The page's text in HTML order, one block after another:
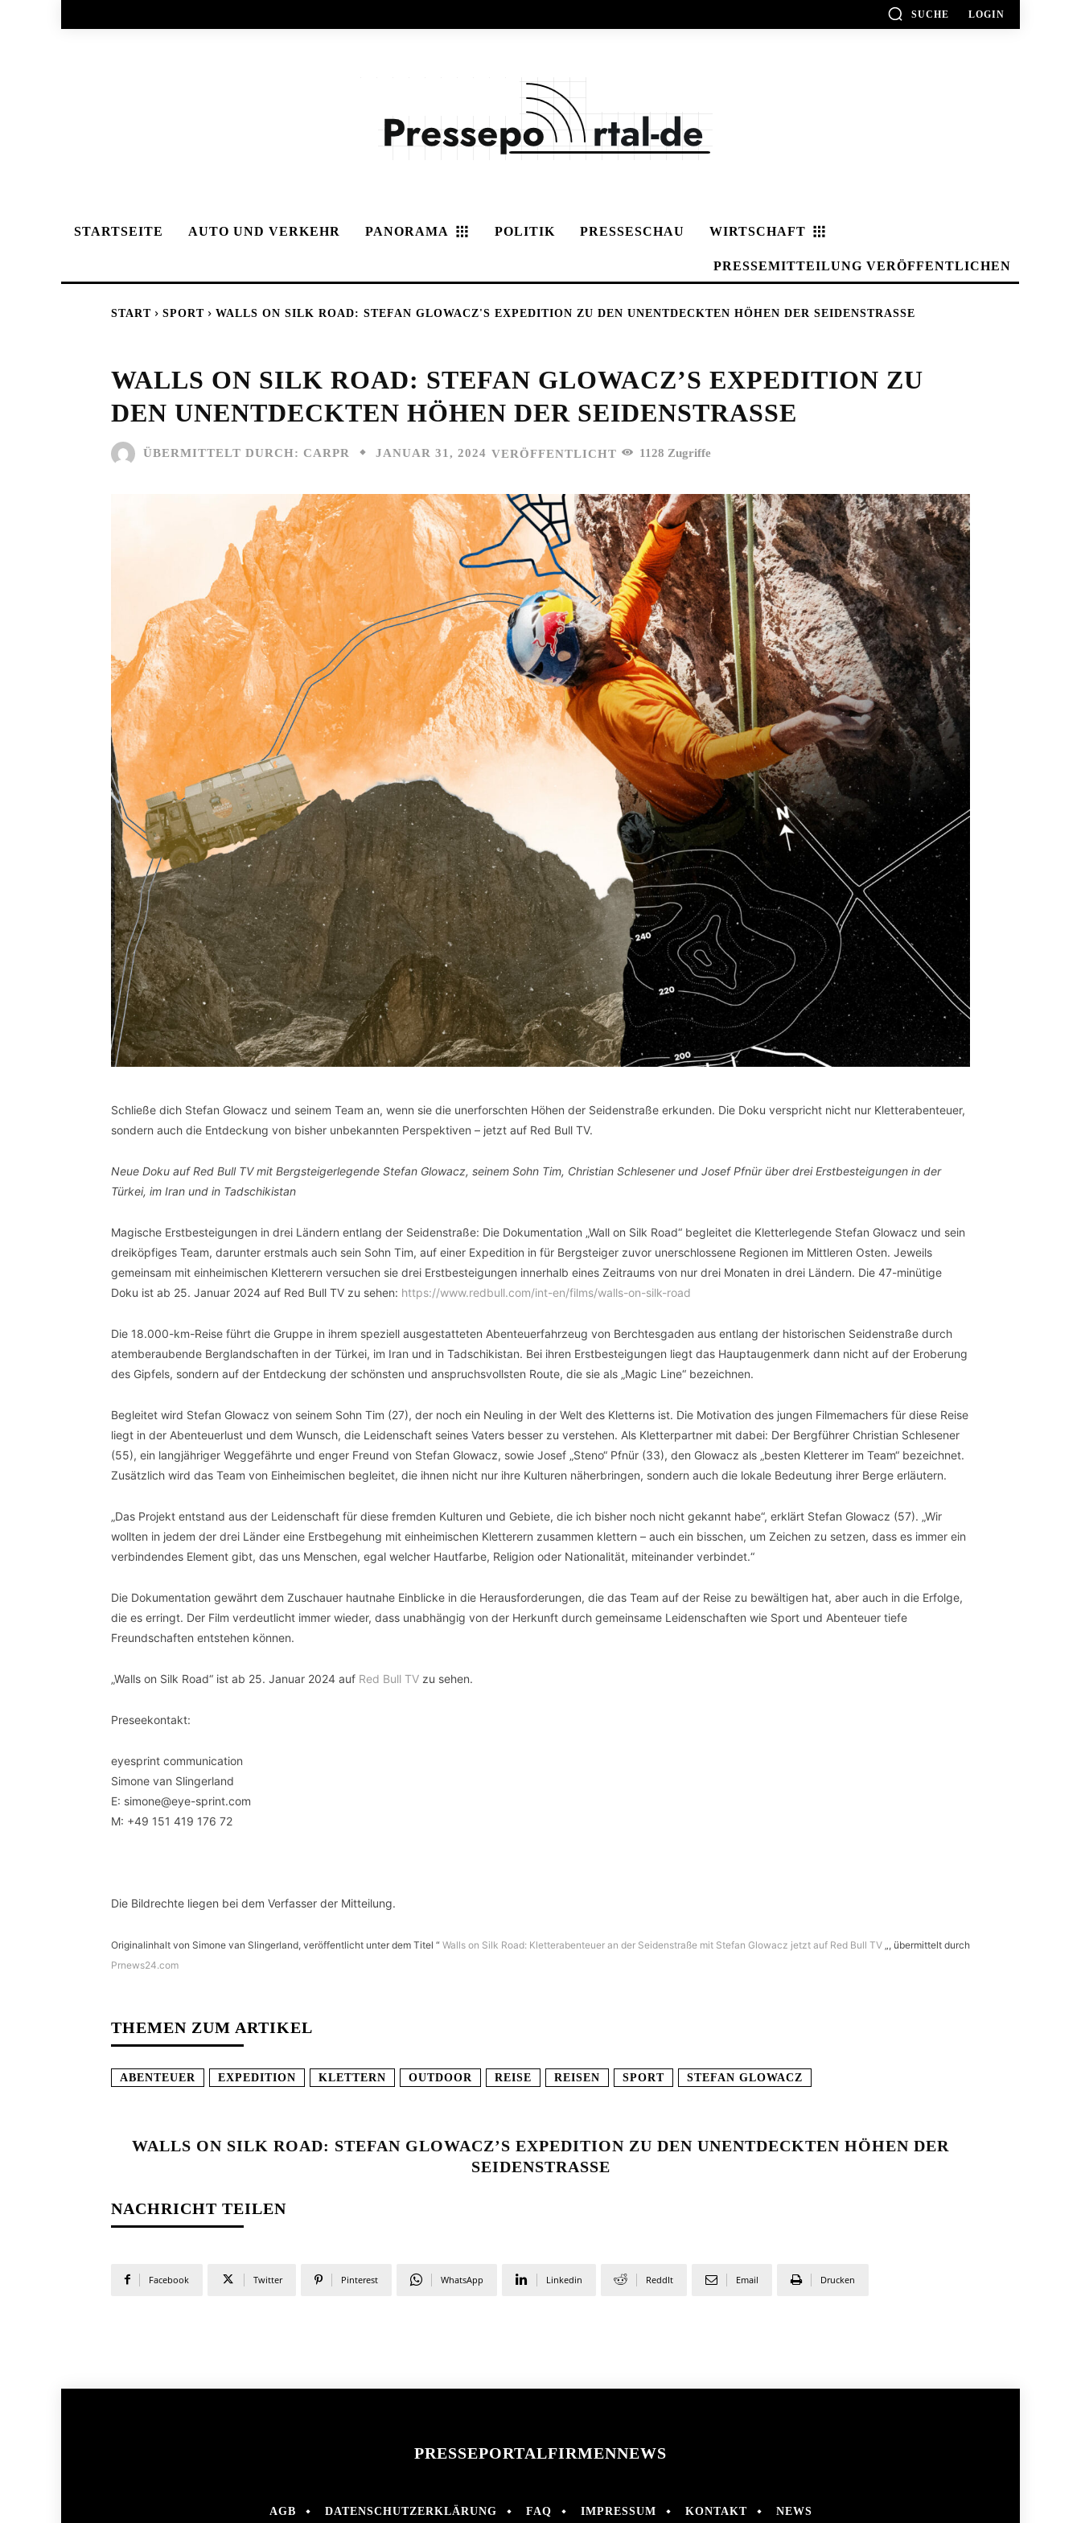
SUCHE LOGIN
STARTSEITE AUTO UND VERKEHR PANORAMA POLITIK PRESSESCHAU WIRTSCHAFT
PRESSEMITTEILUNG VERÖFFENTLICHEN
START SPORT WALLS ON SILK ROAD: STEFAN GLOWACZ'S EXPEDITION ZU DEN UNENTDECKTEN HÖHEN DER SEIDENSTRASSE
WALLS ON SILK ROAD: STEFAN GLOWACZ’S EXPEDITION ZU
DEN UNENTDECKTEN HÖHEN DER SEIDENSTRASSE
ÜBERMITTELT DURCH: CARPR JANUAR 31, 2024 VERÖFFENTLICHT 1128 Zugriffe
Schließe dich Stefan Glowacz und seinem Team an, wenn sie die unerforschten Höhen der Seidenstraße erkunden. Die Doku verspricht nicht nur Kletterabenteuer,
sondern auch die Entdeckung von bisher unbekannten Perspektiven – jetzt auf Red Bull TV.
Neue Doku auf Red Bull TV mit Bergsteigerlegende Stefan Glowacz, seinem Sohn Tim, Christian Schlesener und Josef Pfnür über drei Erstbesteigungen in der
Türkei, im Iran und in Tadschikistan
Magische Erstbesteigungen in drei Ländern entlang der Seidenstraße: Die Dokumentation „Wall on Silk Road“ begleitet die Kletterlegende Stefan Glowacz und sein
dreiköpfiges Team, darunter erstmals auch sein Sohn Tim, auf einer Expedition in für Bergsteiger zuvor unerschlossene Regionen im Mittleren Osten. Jeweils
gemeinsam mit einheimischen Kletterern versuchen sie drei Erstbesteigungen innerhalb eines Zeitraums von nur drei Monaten in drei Ländern. Die 47-minütige
Doku ist ab 25. Januar 2024 auf Red Bull TV zu sehen: https://www.redbull.com/int-en/films/walls-on-silk-road
Die 18.000-km-Reise führt die Gruppe in ihrem speziell ausgestatteten Abenteuerfahrzeug von Berchtesgaden aus entlang der historischen Seidenstraße durch
atemberaubende Berglandschaften in der Türkei, im Iran und in Tadschikistan. Bei ihren Erstbesteigungen liegt das Hauptaugenmerk dann nicht auf der Eroberung
des Gipfels, sondern auf der Entdeckung der schönsten und anspruchsvollsten Route, die sie als „Magic Line“ bezeichnen.
Begleitet wird Stefan Glowacz von seinem Sohn Tim (27), der noch ein Neuling in der Welt des Kletterns ist. Die Motivation des jungen Filmemachers für diese Reise
liegt in der Abenteuerlust und dem Wunsch, die Leidenschaft seines Vaters besser zu verstehen. Als Kletterpartner mit dabei: Der Bergführer Christian Schlesener
(55), ein langjähriger Weggefährte und enger Freund von Stefan Glowacz, sowie Josef „Steno“ Pfnür (33), den Glowacz als „besten Kletterer im Team“ bezeichnet.
Zusätzlich wird das Team von Einheimischen begleitet, die ihnen nicht nur ihre Kulturen näherbringen, sondern auch die lokale Bedeutung ihrer Berge erläutern.
„Das Projekt entstand aus der Leidenschaft für diese fremden Kulturen und Gebiete, die ich bisher noch nicht gekannt habe“, erklärt Stefan Glowacz (57). „Wir
wollten in jedem der drei Länder eine Erstbegehung mit einheimischen Kletterern zusammen klettern – auch ein bisschen, um Zeichen zu setzen, dass es immer ein
verbindendes Element gibt, das uns Menschen, egal welcher Hautfarbe, Religion oder Nationalität, miteinander verbindet.“
Die Dokumentation gewährt dem Zuschauer hautnahe Einblicke in die Herausforderungen, die das Team auf der Reise zu bewältigen hat, aber auch in die Erfolge,
die es erringt. Der Film verdeutlicht immer wieder, dass unabhängig von der Herkunft durch gemeinsame Leidenschaften wie Sport und Abenteuer tiefe
Freundschaften entstehen können.
„Walls on Silk Road“ ist ab 25. Januar 2024 auf Red Bull TV zu sehen.
Preseekontakt:
eyesprint communication
Simone van Slingerland
E: simone@eye-sprint.com
M: +49 151 419 176 72
Die Bildrechte liegen bei dem Verfasser der Mitteilung.
Originalinhalt von Simone van Slingerland, veröffentlicht unter dem Titel “ Walls on Silk Road: Kletterabenteuer an der Seidenstraße mit Stefan Glowacz jetzt auf Red Bull TV „, übermittelt durch
Prnews24.com
THEMEN ZUM ARTIKEL
ABENTEUER EXPEDITION KLETTERN OUTDOOR REISE REISEN SPORT STEFAN GLOWACZ
WALLS ON SILK ROAD: STEFAN GLOWACZ’S EXPEDITION ZU DEN UNENTDECKTEN HÖHEN DER
SEIDENSTRASSE
NACHRICHT TEILEN
Facebook Twitter Pinterest WhatsApp Linkedin ReddIt Email Drucken
PRESSEPORTALFIRMENNEWS
AGB DATENSCHUTZERKLÄRUNG FAQ IMPRESSUM KONTAKT NEWS